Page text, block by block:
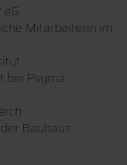
Mitarbeiterin im
bei Psyma
Bauhaus